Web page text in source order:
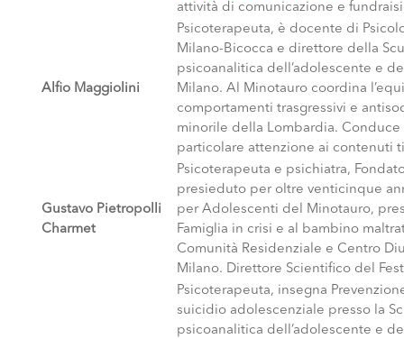
attività di comunicazione e
Alfio Maggiolini
Psicoterapeuta, è docente di
Milano-Bicocca e direttore della
psicoanalitica dell’adolescente e
Milano. Al Minotauro coordina
comportamenti trasgressivi e
minorile della Lombardia.
particolare attenzione ai contenuti
Gustavo Pietropolli
Charmet
Psicoterapeuta e psichiatra,
presieduto per oltre venticinque
per Adolescenti del Minotauro,
Famiglia in crisi e al bambino
Comunità Residenziale e Centro
Milano. Direttore Scientifico del
Psicoterapeuta, insegna
suicidio adolescenziale presso la
psicoanalitica dell’adolescente e